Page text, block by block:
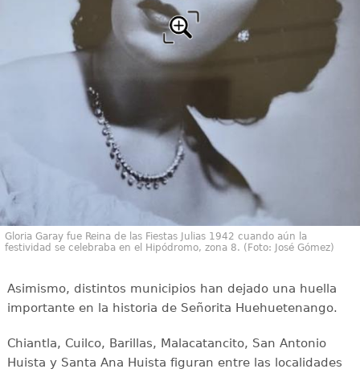
Gloria Garay fue Reina de las Fiestas Julias 1942 cuando aún la
festividad se celebraba en el Hipódromo, zona 8. (Foto: José Gómez)
Asimismo, distintos municipios han dejado una huella
importante en la historia de Señorita Huehuetenango.
Chiantla, Cuilco, Barillas, Malacatancito, San Antonio
Huista y Santa Ana Huista figuran entre las localidades